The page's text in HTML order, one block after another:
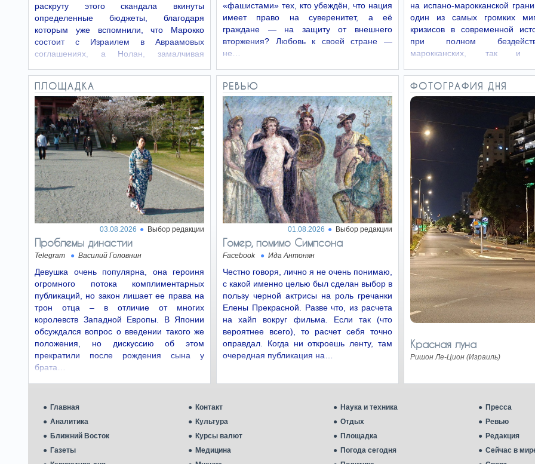
раскруту этого скандала вкинуты
определенные бюджеты, благодаря
которым уже вспомнили, что Марокко
состоит с Израилем в Авраамовых
соглашениях, а Нолан, замалчивая
«фашистами» тех, кто убеждён, что нация
имеет право на суверенитет, а её
граждане — на защиту от внешнего
вторжения? Любовь к своей стране —
не…
на испано-марокканской
один из самых громких
кризисов в современной
при полном
марокканских, так и
ПЛОЩАДКА
03.08.2026 Выбор редакции
Проблемы династии
Telegram Василий Головнин
Девушка очень популярна, она героиня
огромного потока комплиментарных
публикаций, но закон лишает ее права на
трон отца – в отличие от многих
королевств Западной Европы. В Японии
обсуждался вопрос о введении такого же
положения, но дискуссию об этом
прекратили после рождения сына у
брата…
РЕВЬЮ
01.08.2026 Выбор редакции
Гомер, помимо Симпсона
Facebook Ида Антонян
Честно говоря, лично я не очень понимаю,
с какой именно целью был сделан выбор в
пользу черной актрисы на роль гречанки
Елены Прекрасной. Разве что, из расчета
на хайп вокруг фильма. Если так (что
вероятнее всего), то расчет себя точно
оправдал. Когда ни откроешь ленту, там
очередная публикация на…
ФОТОГРАФИЯ ДНЯ
Красная луна
Ришон Ле-Цион (Израиль)
Главная Контакт Наука и техника Пресса
Аналитика
Культура Отдых Ревью
Ближний Восток
Курсы валют Площадка Редакция
Газеты
Медицина Погода сегодня Сейчас в